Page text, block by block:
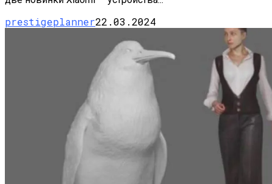
prestigeplanner22.03.2024